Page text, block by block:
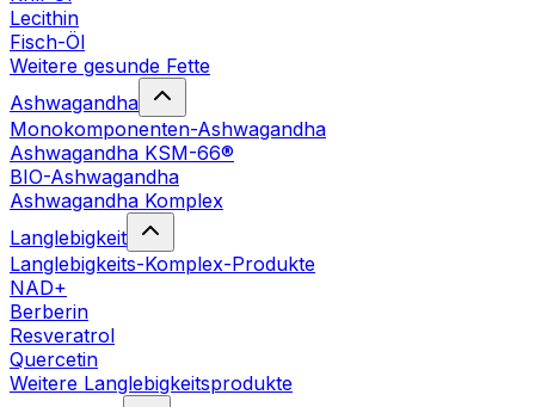
Lecithin
Fisch-Öl
Weitere gesunde Fette
Ashwagandha
Monokomponenten-Ashwagandha
Ashwagandha KSM-66®
BIO-Ashwagandha
Ashwagandha Komplex
Langlebigkeit
Langlebigkeits-Komplex-Produkte
NAD+
Berberin
Resveratrol
Quercetin
Weitere Langlebigkeitsprodukte